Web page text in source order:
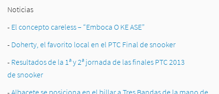
Noticias
- El concepto careless – “Emboca O KE ASE”
- Doherty, el favorito local en el PTC Final de snooker
- Resultados de la 1ª y 2ª jornada de las finales PTC 2013
de snooker